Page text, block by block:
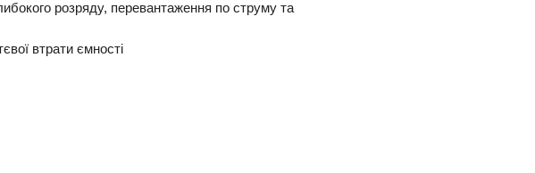
розряду, перевантаження по струму та
втрати ємності